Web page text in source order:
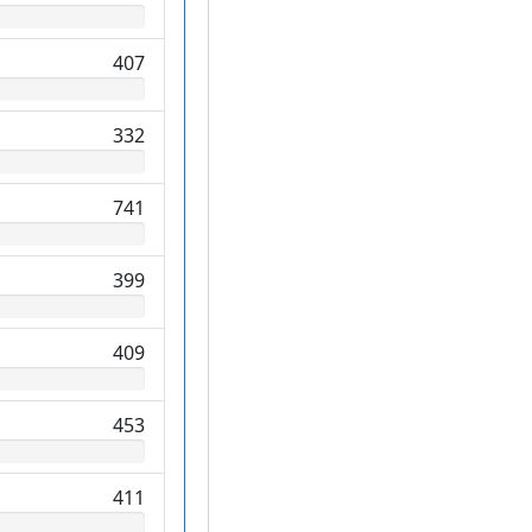
407
332
741
399
409
453
411